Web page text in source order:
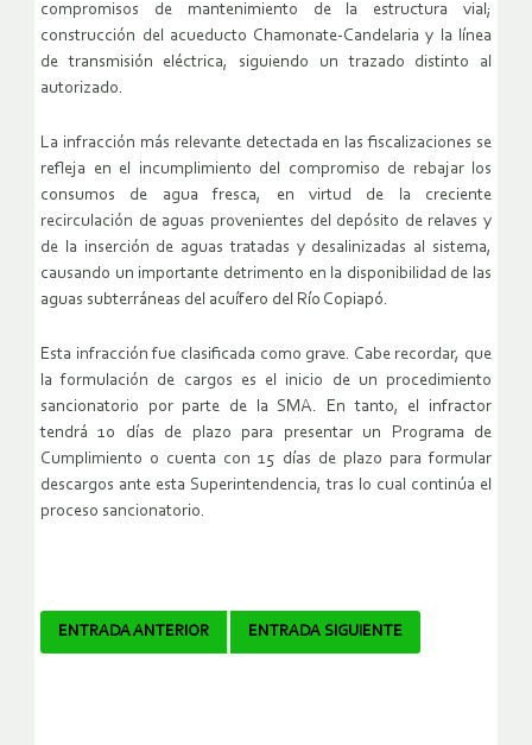
compromisos de mantenimiento de la estructura vial;
construcción del acueducto Chamonate-Candelaria y la línea
de transmisión eléctrica, siguiendo un trazado distinto al
autorizado.
La infracción más relevante detectada en las fiscalizaciones se
refleja en el incumplimiento del compromiso de rebajar los
consumos de agua fresca, en virtud de la creciente
recirculación de aguas provenientes del depósito de relaves y
de la inserción de aguas tratadas y desalinizadas al sistema,
causando un importante detrimento en la disponibilidad de las
aguas subterráneas del acuífero del Río Copiapó.
Esta infracción fue clasificada como grave. Cabe recordar, que
la formulación de cargos es el inicio de un procedimiento
sancionatorio por parte de la SMA. En tanto, el infractor
tendrá 10 días de plazo para presentar un Programa de
Cumplimiento o cuenta con 15 días de plazo para formular
descargos ante esta Superintendencia, tras lo cual continúa el
proceso sancionatorio.
Navegador
ENTRADA ANTERIOR ENTRADA SIGUIENTE